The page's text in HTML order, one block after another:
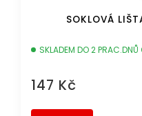
SOKLOVÁ
SKLADEM DO 2 PRAC.DNŮ
147 Kč